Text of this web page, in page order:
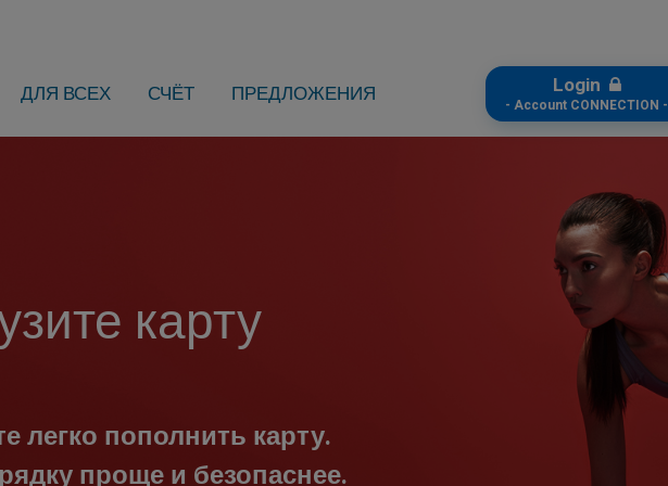
ДЛЯ ВСЕХ СЧЁТ ПРЕДЛОЖЕНИЯ Login
- Account CONNECTION -
карту
легко пополнить карту.
проще и безопаснее.